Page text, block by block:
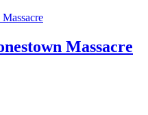
Massacre